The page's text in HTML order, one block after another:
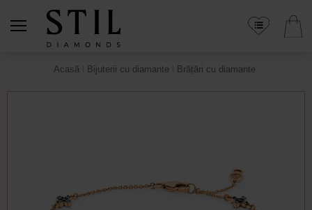
Acasă Bijuterii cu diamante Brățări cu diamante